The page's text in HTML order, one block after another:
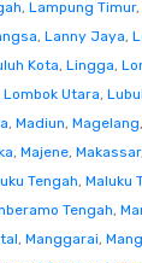
, Lampung Timur,
, Lanny Jaya,
Kota, Lingga,
Lombok Utara,
, Madiun, Magelang,
, Majene, Makassar,
Tengah, Maluku
Tengah,
, Manggarai,